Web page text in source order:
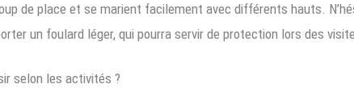
de place et se marient facilement avec différents hauts.
un foulard léger, qui pourra servir de protection lors des
selon les activités ?